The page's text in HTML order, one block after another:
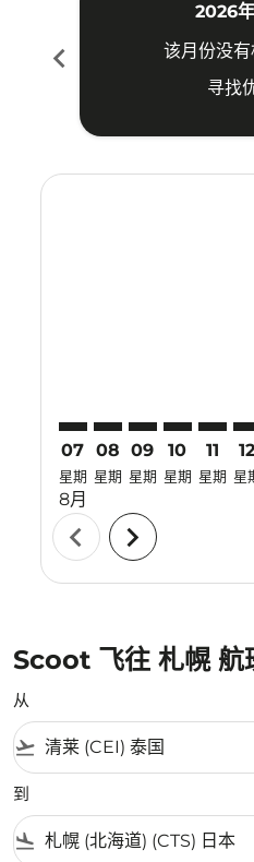
chevron_left
2026
该月份没
寻找
07
星期
8月
08
星期
09
星期
10
星期
11
星期
12
星
chevron_left chevron_right
Scoot 飞往 札幌 航
从
flight_takeoff
到
flight_land